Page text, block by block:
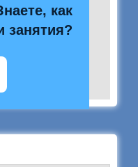
как
занятия?